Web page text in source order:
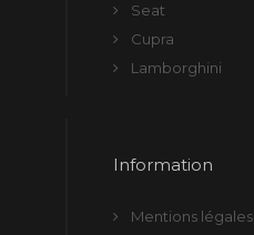
Seat
Cupra
Lamborghini
Information
Mentions légales